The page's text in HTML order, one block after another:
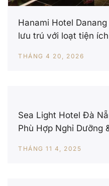
Hanami Hotel
lưu trú với loạt tiện
THÁNG 4 20, 2026
Sea Light Hotel Đà
Phù Hợp Nghỉ Dưỡng
THÁNG 11 4, 2025